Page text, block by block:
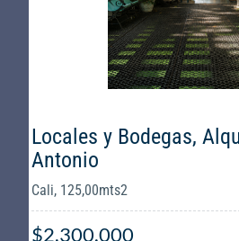
Locales y Bodegas,
Antonio
Cali, 125,00mts2
$2.300.000